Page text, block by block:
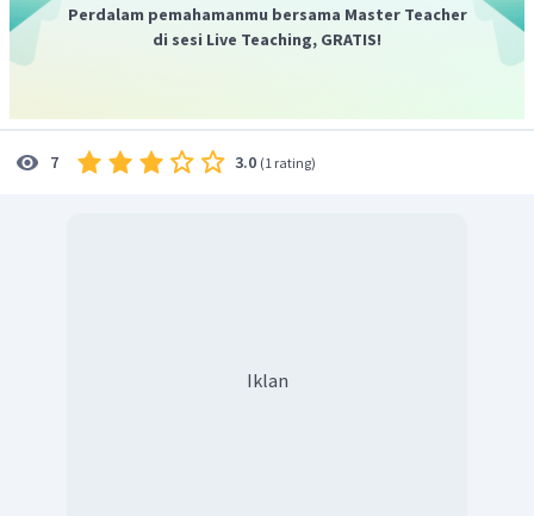
Perdalam pemahamanmu bersama Master Teacher
di sesi Live Teaching, GRATIS!
7 3.0 (1 rating)
Iklan